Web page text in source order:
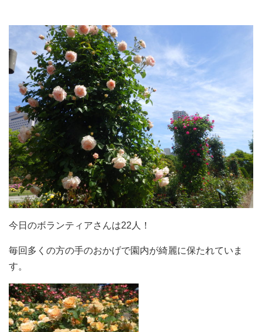
今日のボランティアさんは22人！
毎回多くの方の手のおかげで園内が綺麗に保たれていま
す。